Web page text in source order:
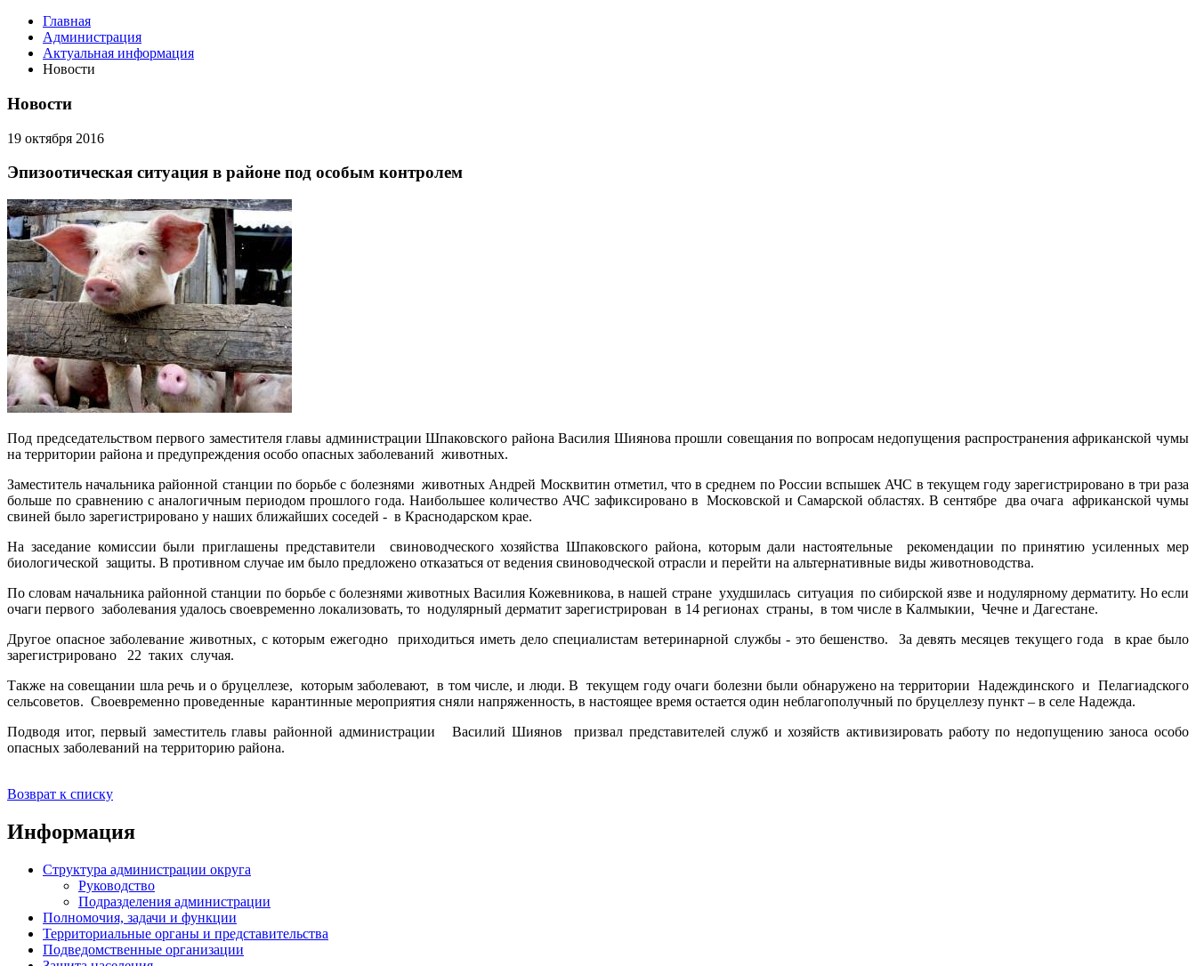
Главная
Администрация
Актуальная информация
Новости
Новости
19 октября 2016
Эпизоотическая ситуация в районе под особым контролем
Под председательством первого заместителя главы администрации Шпаковского района Василия Шиянова прошли совещания по вопросам недопущения распространения африканской чумы
на территории района и предупреждения особо опасных заболеваний животных.
Заместитель начальника районной станции по борьбе с болезнями животных Андрей Москвитин отметил, что в среднем по России вспышек АЧС в текущем году зарегистрировано в три раза
больше по сравнению с аналогичным периодом прошлого года. Наибольшее количество АЧС зафиксировано в Московской и Самарской областях. В сентябре два очага африканской чумы
свиней было зарегистрировано у наших ближайших соседей - в Краснодарском крае.
На заседание комиссии были приглашены представители свиноводческого хозяйства Шпаковского района, которым дали настоятельные рекомендации по принятию усиленных мер
биологической защиты. В противном случае им было предложено отказаться от ведения свиноводческой отрасли и перейти на альтернативные виды животноводства.
По словам начальника районной станции по борьбе с болезнями животных Василия Кожевникова, в нашей стране ухудшилась ситуация по сибирской язве и нодулярному дерматиту. Но если
очаги первого заболевания удалось своевременно локализовать, то нодулярный дерматит зарегистрирован в 14 регионах страны, в том числе в Калмыкии, Чечне и Дагестане.
Другое опасное заболевание животных, с которым ежегодно приходиться иметь дело специалистам ветеринарной службы - это бешенство. За девять месяцев текущего года в крае было
зарегистрировано 22 таких случая.
Также на совещании шла речь и о бруцеллезе, которым заболевают, в том числе, и люди. В текущем году очаги болезни были обнаружено на территории Надеждинского и Пелагиадского
сельсоветов. Своевременно проведенные карантинные мероприятия сняли напряженность, в настоящее время остается один неблагополучный по бруцеллезу пункт – в селе Надежда.
Подводя итог, первый заместитель главы районной администрации Василий Шиянов призвал представителей служб и хозяйств активизировать работу по недопущению заноса особо
опасных заболеваний на территорию района.
Возврат к списку
Информация
Структура администрации округа
Руководство
Подразделения администрации
Полномочия, задачи и функции
Территориальные органы и представительства
Подведомственные организации